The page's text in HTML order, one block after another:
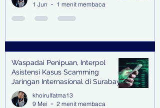
1 Jun
1 menit membaca
Waspadai Penipuan, Interpol
Asistensi Kasus Scamming
Jaringan Internasional di Surabaya
khoirulfatma13
9 Mei
2 menit membaca